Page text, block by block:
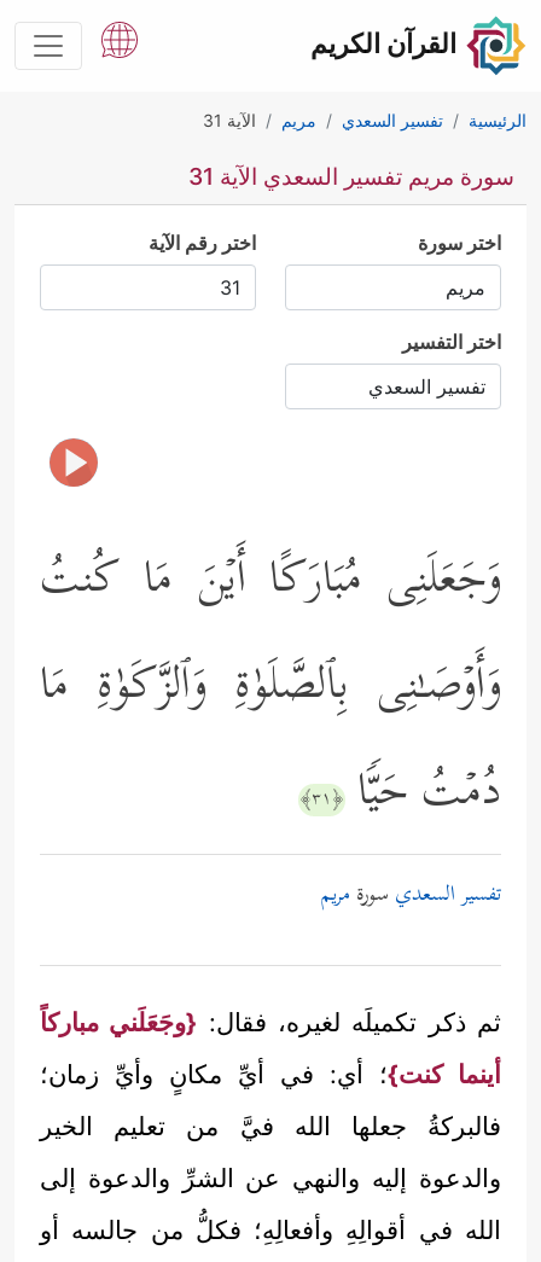
القرآن الكريم
الرئيسية تفسير السعدي مريم الآية 31
سورة مريم تفسير السعدي الآية 31
اختر سورة اختر رقم الآية
اختر التفسير
وَجَعَلَنِی مُبَارَكًا أَیۡنَ مَا كُنتُ
وَأَوۡصَـٰنِی بِٱلصَّلَوٰةِ وَٱلزَّكَوٰةِ مَا
دُمۡتُ حَیࣰّا ﴿٣١﴾
تفسير السعدي سورة مريم
ثم ذكر تكميلَه لغيره، فقال: {وجَعَلَني مباركاً
أينما كنت}؛ أي: في أيِّ مكانٍ وأيِّ زمان؛
فالبركةُ جعلها الله فيَّ من تعليم الخير
والدعوة إليه والنهي عن الشرِّ والدعوة إلى
الله في أقوالِهِ وأفعالِهِ؛ فكلُّ من جالسه أو